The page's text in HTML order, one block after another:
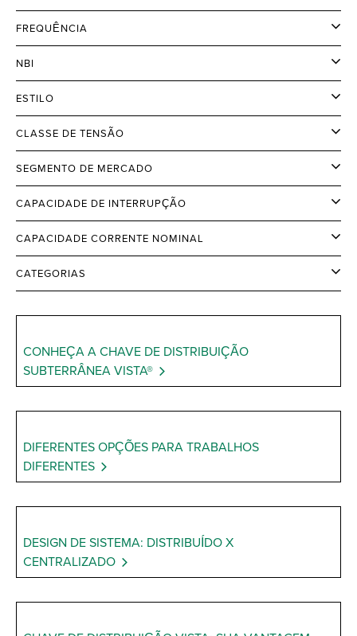
FREQUÊNCIA
NBI
ESTILO
CLASSE DE TENSÃO
SEGMENTO DE MERCADO
CAPACIDADE DE INTERRUPÇÃO
CAPACIDADE CORRENTE NOMINAL
CATEGORIAS
CONHEÇA A CHAVE DE DISTRIBUIÇÃO
SUBTERRÂNEA VISTA®
DIFERENTES OPÇÕES PARA TRABALHOS
DIFERENTES
DESIGN DE SISTEMA: DISTRIBUÍDO X
CENTRALIZADO